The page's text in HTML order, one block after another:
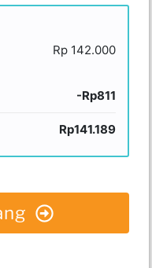
Rp 142.000
-Rp811
Rp141.189